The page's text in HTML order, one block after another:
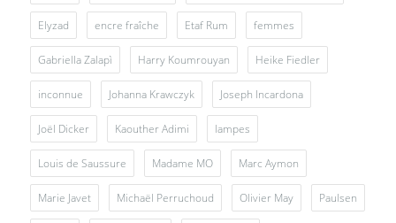
Elyzad encre fraîche Etaf Rum femmes
Gabriella Zalapì Harry Koumrouyan Heike Fiedler
inconnue Johanna Krawczyk Joseph Incardona
Joël Dicker Kaouther Adimi lampes
Louis de Saussure Madame MO Marc Aymon
Marie Javet Michaël Perruchoud Olivier May Paulsen